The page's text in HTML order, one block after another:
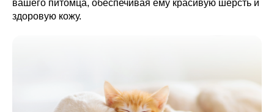
вашего питомца, обеспечивая ему красивую шерсть и
здоровую кожу.